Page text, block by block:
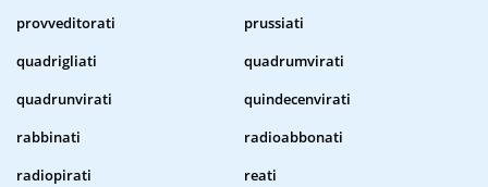
provveditorati
prussiati
quadrigliati
quadrumvirati
quadrunvirati
quindecenvirati
rabbinati
radioabbonati
radiopirati
reati